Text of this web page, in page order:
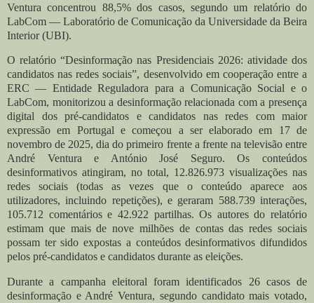
Ventura concentrou 88,5% dos casos, segundo um relatório do
LabCom — Laboratório de Comunicação da Universidade da Beira
Interior (UBI).
O relatório “Desinformação nas Presidenciais 2026: atividade dos
candidatos nas redes sociais”, desenvolvido em cooperação entre a
ERC — Entidade Reguladora para a Comunicação Social e o
LabCom, monitorizou a desinformação relacionada com a presença
digital dos pré-candidatos e candidatos nas redes com maior
expressão em Portugal e começou a ser elaborado em 17 de
novembro de 2025, dia do primeiro frente a frente na televisão entre
André Ventura e António José Seguro.Os conteúdos
desinformativos atingiram, no total, 12.826.973 visualizações nas
redes sociais (todas as vezes que o conteúdo aparece aos
utilizadores, incluindo repetições), e geraram 588.739 interações,
105.712 comentários e 42.922 partilhas.Os autores do relatório
estimam que mais de nove milhões de contas das redes sociais
possam ter sido expostas a conteúdos desinformativos difundidos
pelos pré-candidatos e candidatos durante as eleições.
Durante a campanha eleitoral foram identificados 26 casos de
desinformação e André Ventura, segundo candidato mais votado,